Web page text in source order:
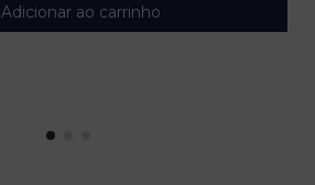
Adicionar ao carrinho